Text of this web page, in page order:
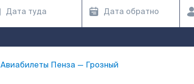
Авиабилеты Пенза — Грозный